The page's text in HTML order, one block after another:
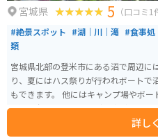
宮城県 5 （口コミ1
#絶景スポット #湖｜川｜滝 #食事処
類
宮城県北部の登米市にある沼で周辺に
り、夏にはハス祭りが行われボートで
もできます。 他にはキャンプ場やボ
ー滑り台のあるオランダ風車が目印の
ナの影響でここ数年は行われておりま
詳し